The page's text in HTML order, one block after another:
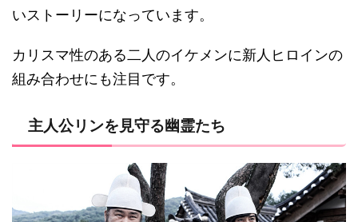
いストーリーになっています。
カリスマ性のある二人のイケメンに新人ヒロインの
組み合わせにも注目です。
主人公リンを見守る幽霊たち